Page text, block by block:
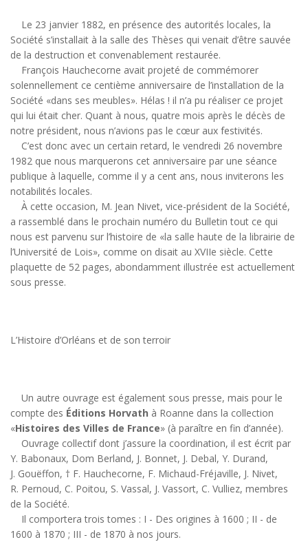
Le 23 janvier 1882, en présence des autorités locales, la
Société s’installait à la salle des Thèses qui venait d’être sauvée
de la destruction et convenablement restaurée.
François Hauchecorne avait projeté de commémorer
solennellement ce centième anniversaire de l’installation de la
Société «dans ses meubles». Hélas ! il n’a pu réaliser ce projet
qui lui était cher. Quant à nous, quatre mois après le décès de
notre président, nous n’avions pas le cœur aux festivités.
C’est donc avec un certain retard, le vendredi 26 novembre
1982 que nous marquerons cet anniversaire par une séance
publique à laquelle, comme il y a cent ans, nous inviterons les
notabilités locales.
À cette occasion, M. Jean Nivet, vice-président de la Société,
a rassemblé dans le prochain numéro du Bulletin tout ce qui
nous est parvenu sur l’histoire de «la salle haute de la librairie de
l’Université de Lois», comme on disait au XVIIe siècle. Cette
plaquette de 52 pages, abondamment illustrée est actuellement
sous presse.
L’Histoire d’Orléans et de son terroir
Un autre ouvrage est également sous presse, mais pour le
compte des Éditions Horvath à Roanne dans la collection
«Histoires des Villes de France» (à paraître en fin d’année).
Ouvrage collectif dont j’assure la coordination, il est écrit par
Y. Babonaux, Dom Berland, J. Bonnet, J. Debal, Y. Durand,
J. Gouëffon, † F. Hauchecorne, F. Michaud-Fréjaville, J. Nivet,
R. Pernoud, C. Poitou, S. Vassal, J. Vassort, C. Vulliez, membres
de la Société.
Il comportera trois tomes : I - Des origines à 1600 ; II - de
1600 à 1870 ; III - de 1870 à nos jours.